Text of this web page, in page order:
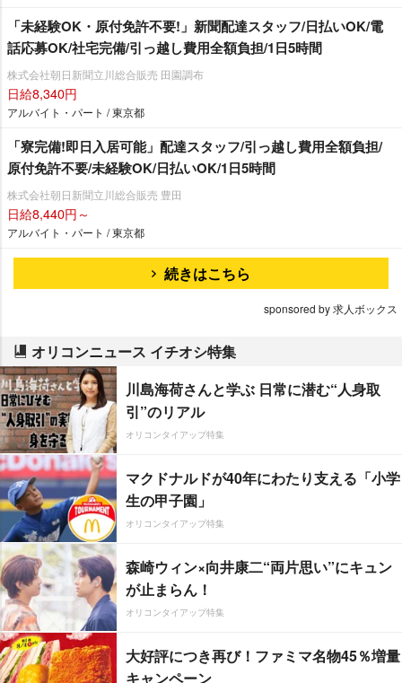
「未経験OK・原付免許不要!」新聞配達スタッフ/日払いOK/電
話応募OK/社宅完備/引っ越し費用全額負担/1日5時間
株式会社朝日新聞立川総合販売 田園調布
日給8,340円
アルバイト・パート / 東京都
「寮完備!即日入居可能」配達スタッフ/引っ越し費用全額負担/
原付免許不要/未経験OK/日払いOK/1日5時間
株式会社朝日新聞立川総合販売 豊田
日給8,440円～
アルバイト・パート / 東京都
続きはこちら
sponsored by 求人ボックス
オリコンニュース イチオシ特集
川島海荷さんと学ぶ 日常に潜む“人身取
引”のリアル
オリコンタイアップ特集
マクドナルドが40年にわたり支える「小学
生の甲子園」
オリコンタイアップ特集
森崎ウィン×向井康二“両片思い”にキュン
が止まらん！
オリコンタイアップ特集
大好評につき再び！ファミマ名物45％増量
キャンペーン